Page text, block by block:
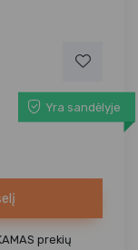
Yra sandėlyje
prekių